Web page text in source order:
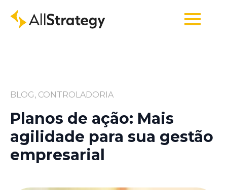
BLOG, CONTROLADORIA
Planos de ação: Mais
agilidade para sua gestão
empresarial